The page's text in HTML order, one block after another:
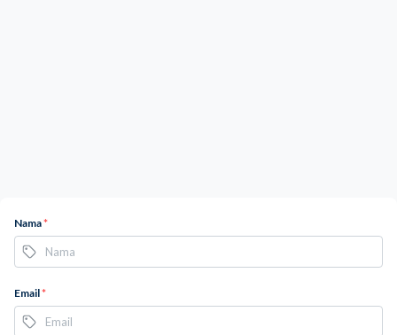
Nama*
Email*